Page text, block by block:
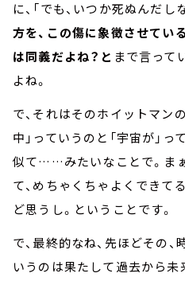
に、「でも、いつか死ぬんだ
方を、この傷に象徴させている
は同義だよね？と まで言って
よね。
で、それはそのホイットマン
中」っていうのと「宇宙が」
似て……みたいなことで。ま
て、めちゃくちゃよくできて
ど思うし。ということです。
で、最終的なね、先ほどその
いうのは果たして過去から